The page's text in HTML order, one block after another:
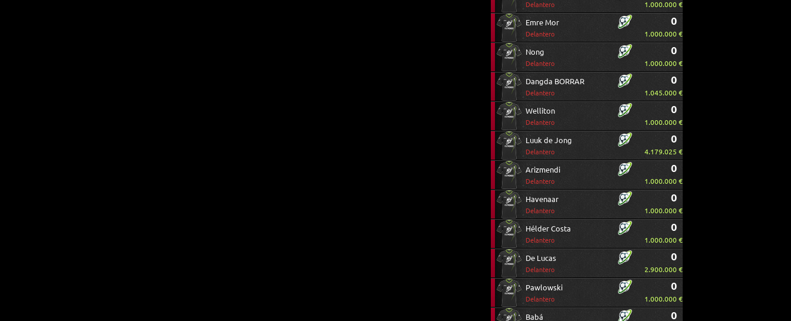
Delantero 1.000.000 €
Emre Mor
Delantero
0
1.000.000 €
Nong
Delantero
0
1.000.000 €
Dangda BORRAR
Delantero
0
1.045.000 €
Welliton
Delantero
0
1.000.000 €
Luuk de Jong
Delantero
0
4.179.025 €
Arizmendi
Delantero
0
1.000.000 €
Havenaar
Delantero
0
1.000.000 €
Hélder Costa
Delantero
0
1.000.000 €
De Lucas
Delantero
0
2.900.000 €
Pawlowski
Delantero
0
1.000.000 €
Babá 0